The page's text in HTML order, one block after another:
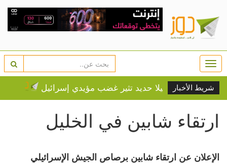
شريط الأخباربيلا حديد تثير غضب مؤيدي إسرائيل الطقس:
ارتقاء شابين في الخليل
الإعلان عن ارتقاء شابين برصاص الجيش الإسرائيلي